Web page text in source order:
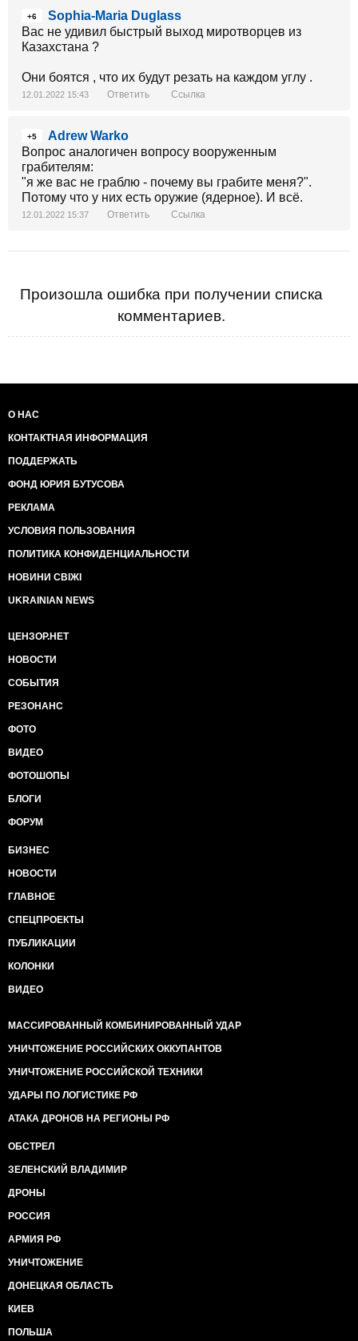
+6
Sophia-Maria Duglass
Вас не удивил быстрый выход миротворцев из
Казахстана ?
Они боятся , что их будут резать на каждом углу .
12.01.2022 15:43 Ответить Ссылка
+5
Adrew Warko
Вопрос аналогичен вопросу вооруженным
грабителям:
"я же вас не граблю - почему вы грабите меня?".
Потому что у них есть оружие (ядерное). И всё.
12.01.2022 15:37 Ответить Ссылка
Произошла ошибка при получении списка
комментариев.
О НАС
КОНТАКТНАЯ ИНФОРМАЦИЯ
ПОДДЕРЖАТЬ
ФОНД ЮРИЯ БУТУСОВА
РЕКЛАМА
УСЛОВИЯ ПОЛЬЗОВАНИЯ
ПОЛИТИКА КОНФИДЕНЦИАЛЬНОСТИ
НОВИНИ СВІЖІ
UKRAINIAN NEWS
ЦЕНЗОР.НЕТ
НОВОСТИ
СОБЫТИЯ
РЕЗОНАНС
ФОТО
ВИДЕО
ФОТОШОПЫ
БЛОГИ
ФОРУМ
БИЗНЕС
НОВОСТИ
ГЛАВНОЕ
СПЕЦПРОЕКТЫ
ПУБЛИКАЦИИ
КОЛОНКИ
ВИДЕО
МАССИРОВАННЫЙ КОМБИНИРОВАННЫЙ УДАР
УНИЧТОЖЕНИЕ РОССИЙСКИХ ОККУПАНТОВ
УНИЧТОЖЕНИЕ РОССИЙСКОЙ ТЕХНИКИ
УДАРЫ ПО ЛОГИСТИКЕ РФ
АТАКА ДРОНОВ НА РЕГИОНЫ РФ
ОБСТРЕЛ
ЗЕЛЕНСКИЙ ВЛАДИМИР
ДРОНЫ
РОССИЯ
АРМИЯ РФ
УНИЧТОЖЕНИЕ
ДОНЕЦКАЯ ОБЛАСТЬ
КИЕВ
ПОЛЬША